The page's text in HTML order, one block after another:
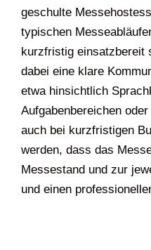
geschulte
typischen
kurzfristig einsatzbereit
dabei eine klare
etwa hinsichtlich
Aufgabenbereichen
auch bei kurzfristigen
werden, dass das
Messestand und zur
und einen